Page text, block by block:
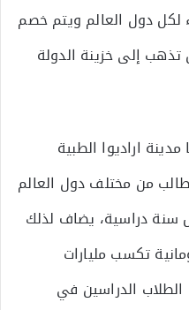
لكل دول العالم ويتم خصم
تذهب إلى خزينة الدولة
اراديوا الطبية
من مختلف دول العالم
يورو عن كل سنة دراسية، يضاف لذلك
تكسب مليارات
الدراسين في